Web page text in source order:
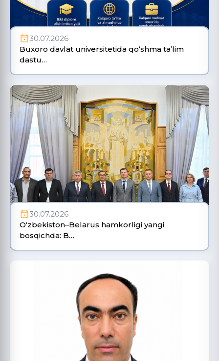
30.07.2026
Buxoro davlat universitetida qo‘shma ta’lim
dastu…
30.07.2026
O‘zbekiston–Belarus hamkorligi yangi
bosqichda: B…